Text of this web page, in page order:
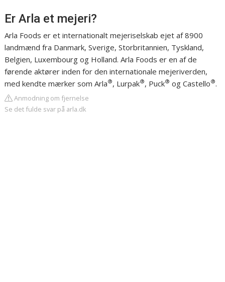
Er Arla et mejeri?
Arla Foods er et internationalt mejeriselskab ejet af 8900
landmænd fra Danmark, Sverige, Storbritannien, Tyskland,
Belgien, Luxembourg og Holland. Arla Foods er en af de
førende aktører inden for den internationale mejeriverden,
med kendte mærker som Arla®, Lurpak®, Puck® og Castello®.
Anmodning om fjernelse
Se det fulde svar på arla.dk